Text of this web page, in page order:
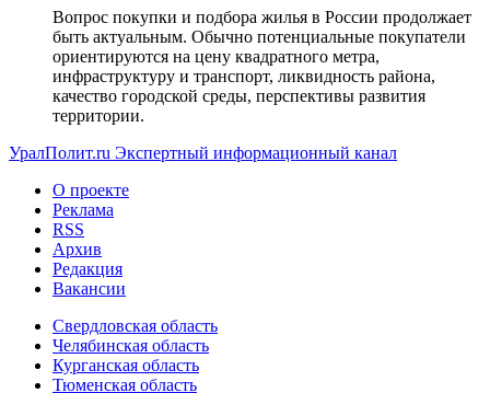
Вопрос покупки и подбора жилья в России продолжает
быть актуальным. Обычно потенциальные покупатели
ориентируются на цену квадратного метра,
инфраструктуру и транспорт, ликвидность района,
качество городской среды, перспективы развития
территории.
УралПолит.ru Экспертный информационный канал
О проекте
Реклама
RSS
Архив
Редакция
Вакансии
Свердловская область
Челябинская область
Курганская область
Тюменская область